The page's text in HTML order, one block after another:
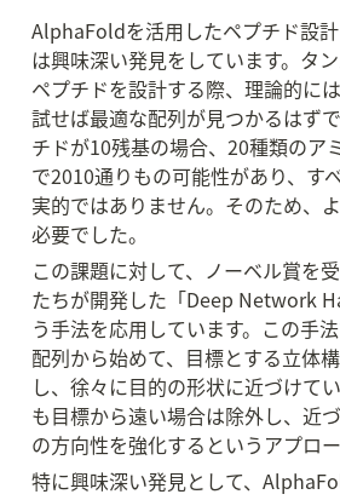
AlphaFoldを活用したペプチド設
は興味深い発見をしています。タ
ペプチドを設計する際、理論的に
試せば最適な配列が見つかるはず
チドが10残基の場合、20種類のア
で2010通りもの可能性があり、す
実的ではありません。そのため、
必要でした。
この課題に対して、ノーベル賞を
たちが開発した「Deep Network
う手法を応用しています。この手
配列から始めて、目標とする立体
し、徐々に目的の形状に近づけて
も目標から遠い場合は除外し、近
の方向性を強化するというアプロー
特に興味深い発見として、